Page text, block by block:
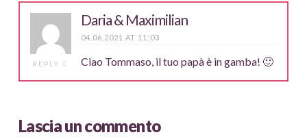
REPLY
Daria & Maximilian
04.06.2021 AT 11:03
Ciao Tommaso, il tuo papà è in gamba! 🙂
Lascia un commento